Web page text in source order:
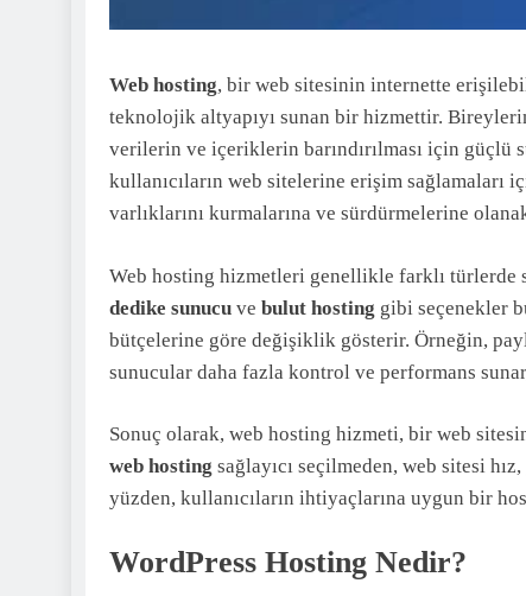
Web hosting, bir web sitesinin internette
teknolojik altyapıyı sunan bir hizmettir.
verilerin ve içeriklerin barındırılması için güçlü
kullanıcıların web sitelerine erişim
varlıklarını kurmalarına ve sürdürmelerine
Web hosting hizmetleri genellikle farklı türlerde
dedike sunucu ve bulut hosting gibi seçenekler
bütçelerine göre değişiklik gösterir. Örneğin,
sunucular daha fazla kontrol ve performans
Sonuç olarak, web hosting hizmeti, bir web
web hosting sağlayıcı seçilmeden, web sitesi
yüzden, kullanıcıların ihtiyaçlarına uygun bir
WordPress Hosting Nedir?